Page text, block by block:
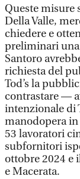
Queste misure
Della Valle,
chiedere e
preliminari una
Santoro
richiesta del
Tod’s la
contrastare —
intenzionale di
manodopera in
53 lavoratori
subfornitori
ottobre 2024 e
e Macerata.